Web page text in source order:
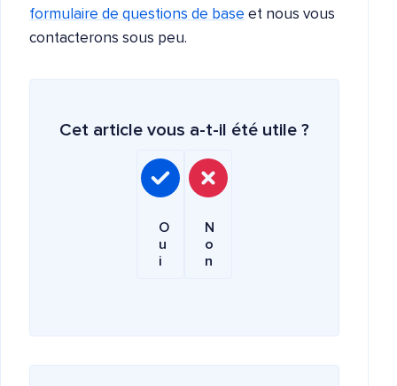
formulaire de questions de base et nous vous
contacterons sous peu.
Cet article vous a-t-il été utile ?
O
u
i
N
o
n